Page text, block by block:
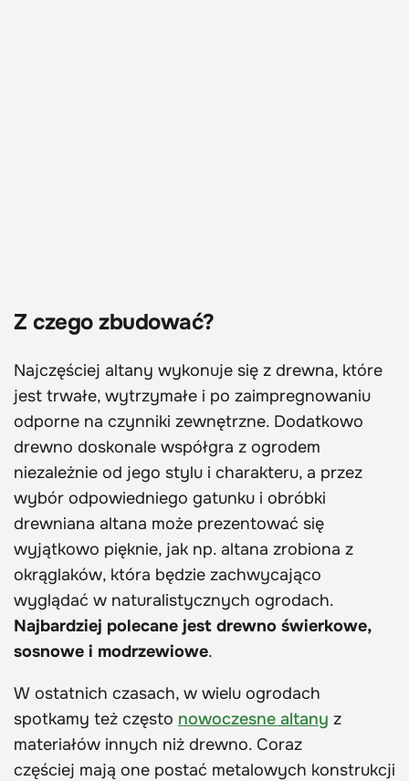
Z czego zbudować?
Najczęściej altany wykonuje się z drewna, które
jest trwałe, wytrzymałe i po zaimpregnowaniu
odporne na czynniki zewnętrzne. Dodatkowo
drewno doskonale współgra z ogrodem
niezależnie od jego stylu i charakteru, a przez
wybór odpowiedniego gatunku i obróbki
drewniana altana może prezentować się
wyjątkowo pięknie, jak np. altana zrobiona z
okrąglaków, która będzie zachwycająco
wyglądać w naturalistycznych ogrodach.
Najbardziej polecane jest drewno świerkowe,
sosnowe i modrzewiowe.
W ostatnich czasach, w wielu ogrodach
spotkamy też często nowoczesne altany z
materiałów innych niż drewno. Coraz
częściej mają one postać metalowych konstrukcji